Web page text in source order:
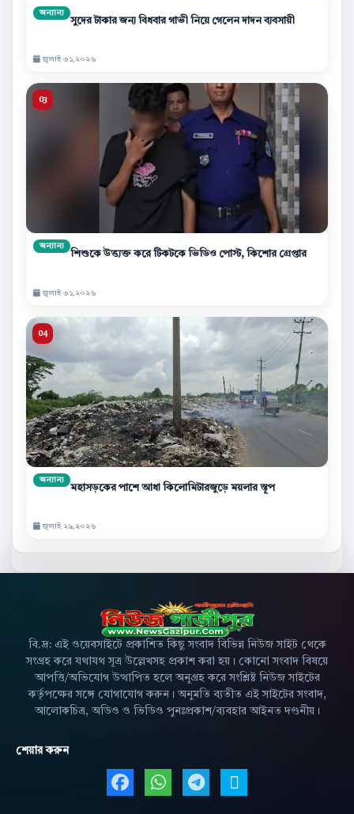
অন্যান্য
সুদের টাকার জন্য বিধবার গাভী নিয়ে গেলেন দাদন ব্যবসায়ী
জুলাই ৩১,২০২৬
অন্যান্য
শিশুকে উত্ত্যক্ত করে টিকটকে ভিডিও পোস্ট, কিশোর গ্রেপ্তার
জুলাই ৩১,২০২৬
অন্যান্য
মহাসড়কের পাশে আধা কিলোমিটারজুড়ে ময়লার স্তূপ
জুলাই ২৯,২০২৬
বি.দ্র: এই ওয়েবসাইটে প্রকাশিত কিছু সংবাদ বিভিন্ন নিউজ সাইট থেকে
সংগ্রহ করে যথাযথ সূত্র উল্লেখসহ প্রকাশ করা হয়। কোনো সংবাদ বিষয়ে
আপত্তি/অভিযোগ উত্থাপিত হলে অনুগ্রহ করে সংশ্লিষ্ট নিউজ সাইটের
কর্তৃপক্ষের সঙ্গে যোগাযোগ করুন। অনুমতি ব্যতীত এই সাইটের সংবাদ,
আলোকচিত্র, অডিও ও ভিডিও পুনঃপ্রকাশ/ব্যবহার আইনত দণ্ডনীয়।
শেয়ার করুন
Facebook এ শেয়ার করুন
WhatsApp এ শেয়ার করুন
Telegram এ শেয়ার